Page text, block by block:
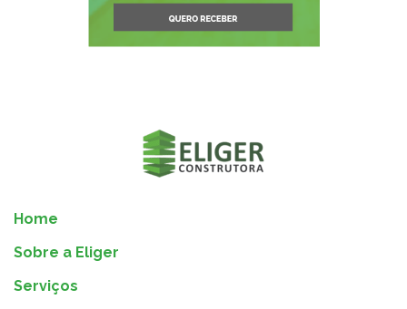
Home
Sobre a Eliger
Serviços